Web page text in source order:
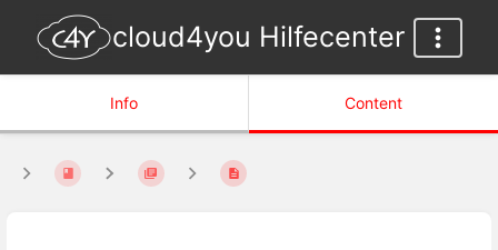
cloud4you Hilfecenter
Info Content